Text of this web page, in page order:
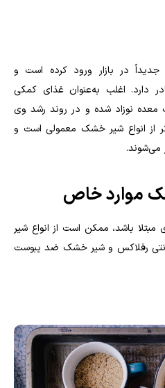
در بازار ورود کرده است و
دارد. اغلب‌ به‌عنوان غذای کمکی
معده نوزاد شده و در روند رشد وی
از انواع شیر خشک معمولی است و
موارد خاص
مبتلا باشد، ممکن است از انواع شیر
رفلاکس و شیر خشک ضد یبوست